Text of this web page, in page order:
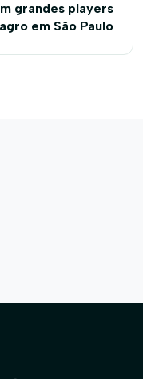
grandes players
em São Paulo